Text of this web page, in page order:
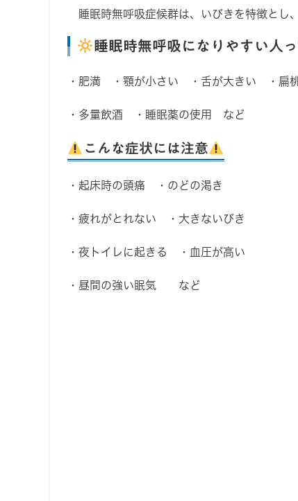
睡眠時無呼吸症候群は、いびきを特徴とし
睡眠時無呼吸になりやすい人
・肥満 ・顎が小さい ・舌が大きい ・扁
・多量飲酒 ・睡眠薬の使用 など
こんな症状には注意
・起床時の頭痛 ・のどの渇き
・疲れがとれない ・大きないびき
・夜トイレに起きる ・血圧が高い
・昼間の強い眠気 など